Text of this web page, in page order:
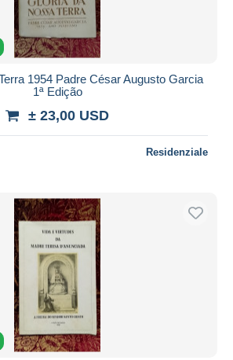
1954 Padre César Augusto Garcia
1ª Edição
± 23,00 USD
Residenziale